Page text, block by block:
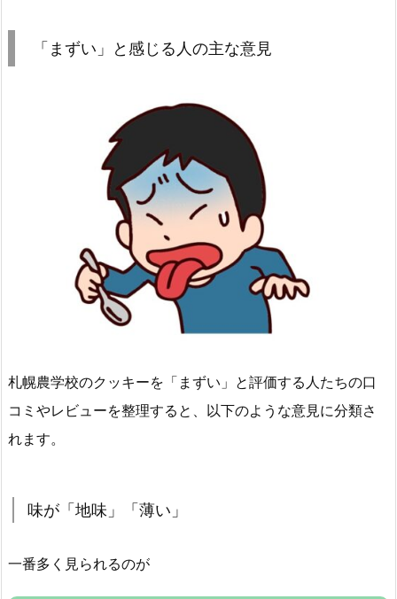
「まずい」と感じる人の主な意見
札幌農学校のクッキーを「まずい」と評価する人たちの口
コミやレビューを整理すると、以下のような意見に分類さ
れます。
味が「地味」「薄い」
一番多く見られるのが